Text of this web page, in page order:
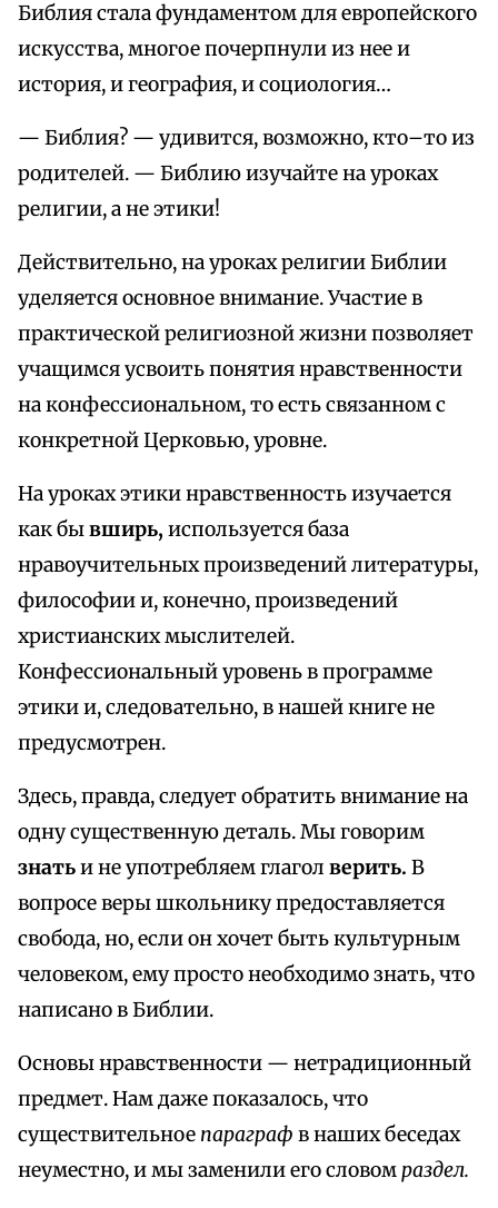
Библия стала фундаментом для европейского
искусства, многое почерпнули из нее и
история, и география, и социология…
— Библия? — удивится, возможно, кто–то из
родителей. — Библию изучайте на уроках
религии, а не этики!
Действительно, на уроках религии Библии
уделяется основное внимание. Участие в
практической религиозной жизни позволяет
учащимся усвоить понятия нравственности
на конфессиональном, то есть связанном с
конкретной Церковью, уровне.
На уроках этики нравственность изучается
как бывширь, используется база
нравоучительных произведений литературы,
философии и, конечно, произведений
христианских мыслителей.
Конфессиональный уровень в программе
этики и, следовательно, в нашей книге не
предусмотрен.
Здесь, правда, следует обратить внимание на
одну существенную деталь. Мы говорим
знатьи не употребляем глагол верить. В
вопросе веры школьнику предоставляется
свобода, но, если он хочет быть культурным
человеком, ему просто необходимо знать, что
написано в Библии.
Основы нравственности — нетрадиционный
предмет. Нам даже показалось, что
существительное параграф в наших беседах
неуместно, и мы заменили его словомраздел.